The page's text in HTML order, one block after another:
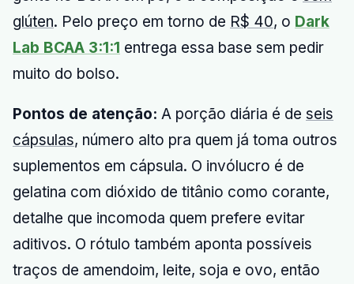
glúten. Pelo preço em torno de R$ 40, o Dark
Lab BCAA 3:1:1 entrega essa base sem pedir
muito do bolso.
Pontos de atenção: A porção diária é de seis
cápsulas, número alto pra quem já toma outros
suplementos em cápsula. O invólucro é de
gelatina com dióxido de titânio como corante,
detalhe que incomoda quem prefere evitar
aditivos. O rótulo também aponta possíveis
traços de amendoim, leite, soja e ovo, então